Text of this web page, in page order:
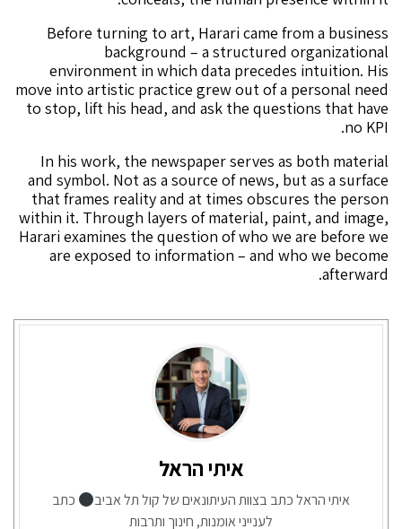
Before turning to art, Harari came from a business
background – a structured organizational
environment in which data precedes intuition. His
move into artistic practice grew out of a personal need
to stop, lift his head, and ask the questions that have
no KPI.
In his work, the newspaper serves as both material
and symbol. Not as a source of news, but as a surface
that frames reality and at times obscures the person
within it. Through layers of material, paint, and image,
Harari examines the question of who we are before we
are exposed to information – and who we become
afterward.
איתי הראל
איתי הראל כתב בצוות העיתונאים של קול תל אביב
כתב
לענייני אומנות, חינוך ותרבות